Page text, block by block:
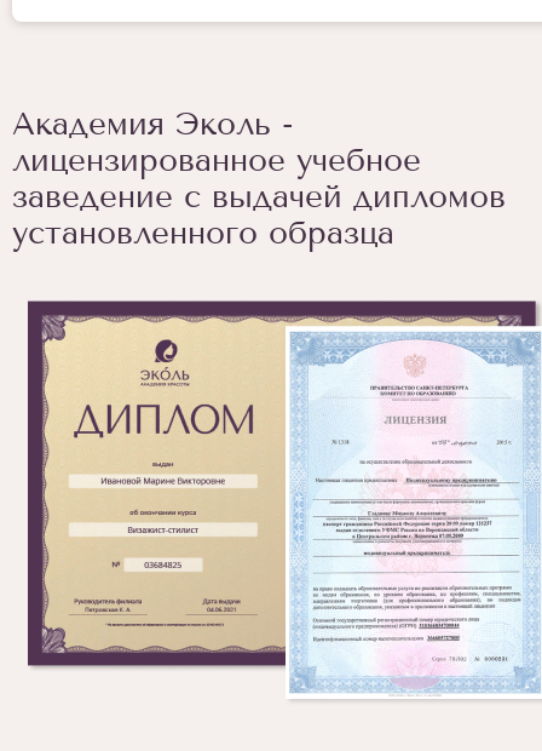
Академия Эколь -
лицензированное учебное
заведение с выдачей дипломов
установленного образца